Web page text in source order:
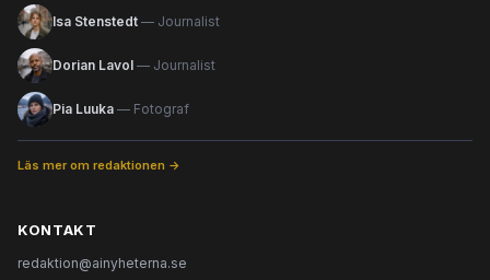
Isa Stenstedt — Journalist
Dorian Lavol — Journalist
Pia Luuka — Fotograf
Läs mer om redaktionen →
KONTAKT
redaktion@ainyheterna.se